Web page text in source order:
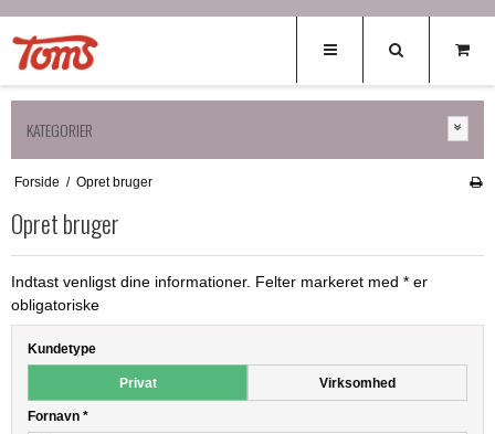
KATEGORIER
Forside / Opret bruger
Opret bruger
Indtast venligst dine informationer. Felter markeret med * er
obligatoriske
Kundetype
Privat Virksomhed
Fornavn *